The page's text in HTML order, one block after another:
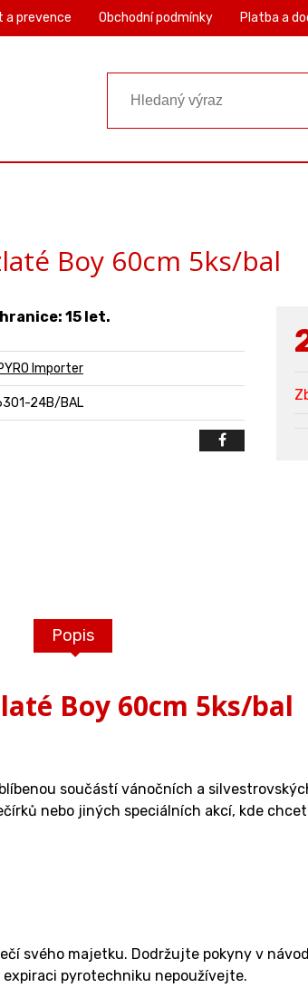
a prevence Obchodní podmínky Platba a
Boy 60cm 5ks/bal
15 let.
Importer
24B/BAL
Popis
Boy 60cm 5ks/bal
součástí vánočních a
nebo jiných speciálních akcí, kde
svého majetku. Dodržujte pokyny v
pyrotechniku nepoužívejte.